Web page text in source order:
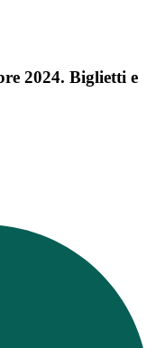
2024. Biglietti e